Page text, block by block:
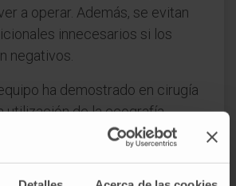
a operar. Además, se evitan
innecesarios si los
negativos.
ha demostrado en cirugía
utilización de la ecografía
la tasa de márgenes
se decidió iniciar este
demostrar la eficacia de la